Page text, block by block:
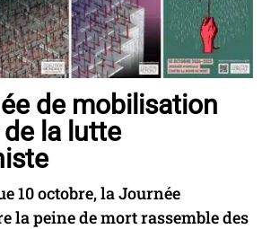
de mobilisation
la lutte
10 octobre, la Journée
la peine de mort rassemble des